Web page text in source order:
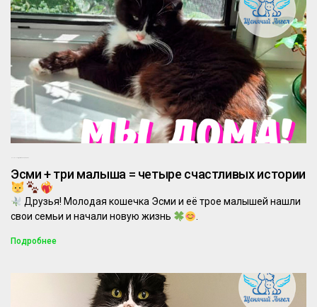
Эсми + три малыша = четыре счастливых истории
Друзья! Молодая кошечка Эсми и её трое малышей нашли
свои семьи и начали новую жизнь
.
Подробнее